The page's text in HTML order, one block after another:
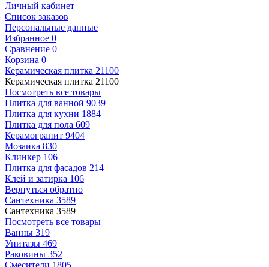
Личный кабинет
Список заказов
Персональные данные
Избранное 0
Сравнение 0
Корзина 0
Керамическая плитка 21100
Керамическая плитка 21100
Посмотреть все товары
Плитка для ванной 9039
Плитка для кухни 1884
Плитка для пола 609
Керамогранит 9404
Мозаика 830
Клинкер 106
Плитка для фасадов 214
Клей и затирка 106
Вернуться обратно
Сантехника 3589
Сантехника 3589
Посмотреть все товары
Ванны 319
Унитазы 469
Раковины 352
Смесители 1805